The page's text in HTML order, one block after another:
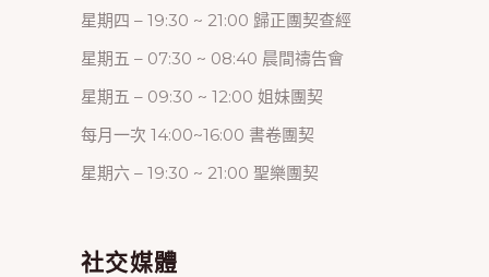
星期四 – 19:30 ~ 21:00 歸正團契查經
星期五 – 07:30 ~ 08:40 晨間禱告會
星期五 – 09:30 ~ 12:00 姐妹團契
每月一次 14:00~16:00 書卷團契
星期六 – 19:30 ~ 21:00 聖樂團契
社交媒體